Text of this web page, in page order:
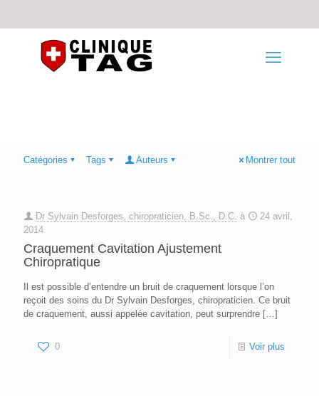
Catégories Tags Auteurs Montrer tout
Dr Sylvain Desforges, chiropraticien, B.Sc., D.C. à
24 avril,
2014
Craquement Cavitation Ajustement
Chiropratique
Il est possible d’entendre un bruit de craquement lorsque l’on
reçoit des soins du Dr Sylvain Desforges, chiropraticien. Ce bruit
de craquement, aussi appelée cavitation, peut surprendre […]
0 Voir plus